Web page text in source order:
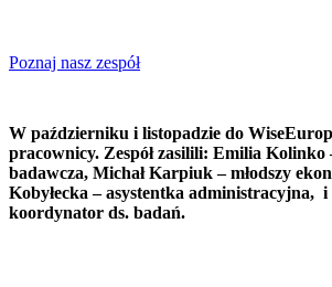
Poznaj nasz zespół
W październiku i listopadzie do
pracownicy. Zespół zasilili: Emilia Kolinko
badawcza, Michał Karpiuk – młodszy
Kobyłecka – asystentka administracyjna, i
koordynator ds. badań.